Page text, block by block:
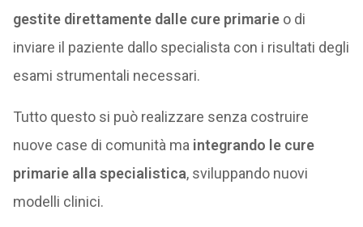
gestite direttamente dalle cure primarieo di
inviare il paziente dallo specialista con i risultati degli
esami strumentali necessari.
Tutto questo si può realizzare senza costruire
nuove case di comunità ma integrando le cure
primarie alla specialistica, sviluppando nuovi
modelli clinici.